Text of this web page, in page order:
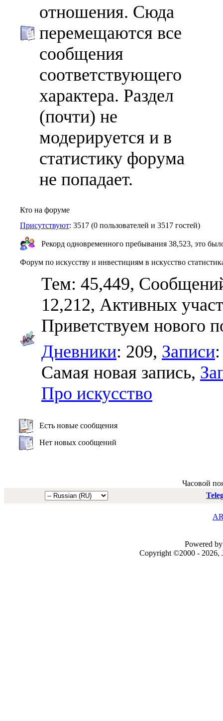
отношения. Сюда
перемещаются все
сообщения
соответствующего
характера. Раздел
(почти) не
модерируется и в
статистику форума
не попадает.
Кто на форуме
Присутствуют: 3517 (0 пользователей и 3517 гостей)
Рекорд одновременного пребывания 38,523, это
Форум по искусству и инвестициям в искусство
Тем: 45,449,
12,212, Активных
Приветствуем нового
Дневники: 209, Записи
Самая новая запись,
Про искусство
Есть новые сообщения
Нет новых сообщений
Часовой
Powered
Copyright ©2000 - 2026,